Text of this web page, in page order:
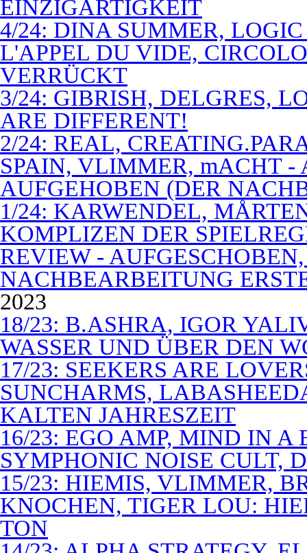
EINZIGARTIGKEIT
4/24: DINA SUMMER,
L'APPEL DU VIDE,
VERRÜCKT
3/24: GIBRISH, DELGRES,
ARE DIFFERENT!
2/24: REAL,
SPAIN, VLIMMER, mACHT -
AUFGEHOBEN (DER
1/24: KARWENDEL,
KOMPLIZEN DER
REVIEW -
NACHBEARBEITUNG
2023
18/23: B.ASHRA, IGOR
WASSER UND ÜBER DEN
17/23: SEEKERS ARE
SUNCHARMS,
KALTEN JAHRESZEIT
16/23: EGO AMP, MIND IN
SYMPHONIC NOISE CULT,
15/23: HIEMIS, VLIMMER,
KNOCHEN, TIGER LOU:
TON